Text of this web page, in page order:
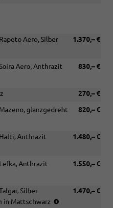
Paket)
1.370,– €
Aero, Silber
830,– €
Aero, Anthrazit
270,– €
820,– €
glanzgedreht
1.480,– €
Anthrazit
1.550,– €
Anthrazit
1.470,– €
Silber
in Mattschwarz